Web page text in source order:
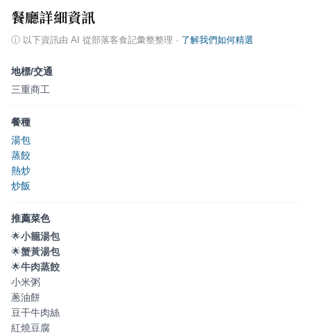
餐廳詳細資訊
ⓘ 以下資訊由 AI 從部落客食記彙整整理 · 了解我們如何精選
地標/交通
三重商工
餐種
湯包
蒸餃
熱炒
炒飯
推薦菜色
🌟小籠湯包
🌟蟹黃湯包
🌟牛肉蒸餃
小米粥
蔥油餅
豆干牛肉絲
紅燒豆腐